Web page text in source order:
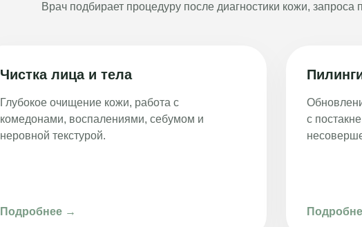
Врач подбирает процедуру после диагностики кожи, запроса
Чистка лица и тела
Глубокое очищение кожи, работа с
комедонами, воспалениями, себумом и
неровной текстурой.
Подробнее →
с